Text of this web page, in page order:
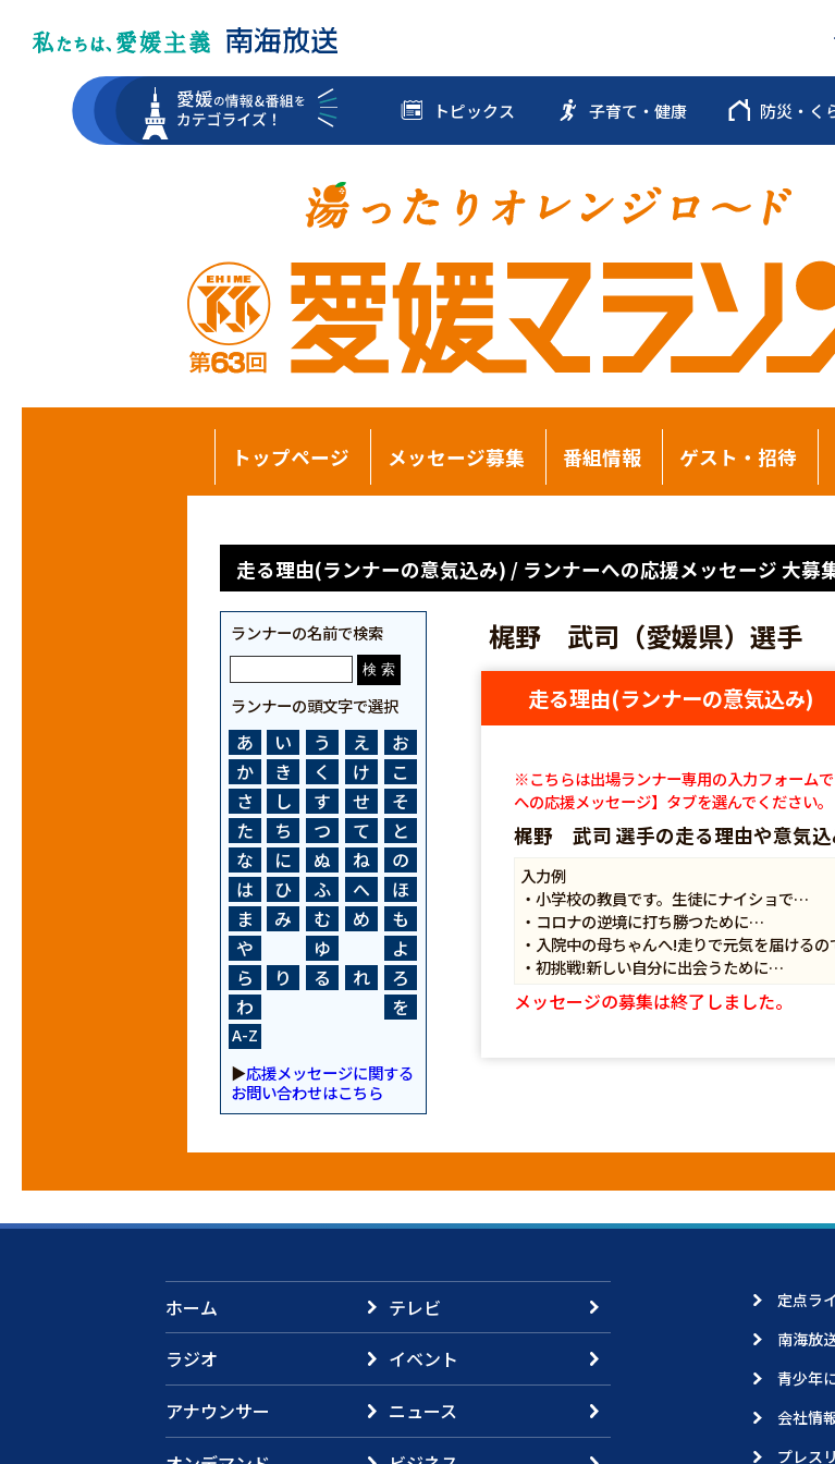
トピックス 子育て・健康 防災・く
トップページ メッセージ募集 番組情報 ゲスト・招待
走る理由(ランナーの意気込み) / ランナーへの応援メッセージ 大募
ランナーの名前で検索
ランナーの頭文字で選択
あ い う え
お
か
き く け
こ
さ
し す せ
そ
た
ち つ て
と
な
に ぬ ね
の
は
ひ ふ へ
ほ
ま
み む め
も
や
ゆ
よ
ら
り る れ
ろ
わ
を
A-Z
▶応援メッセージに関する
お問い合わせはこちら
梶野 武司（愛媛県）選手
走る理由(ランナーの意気込み)
※こちらは出場ランナー専用の入力フォーム
への応援メッセージ】タブを選んでください。
梶野 武司 選手の走る理由や意気込
入力例
・小学校の教員です。生徒にナイショで…
・コロナの逆境に打ち勝つために…
・入院中の母ちゃんへ!走りで元気を届ける
・初挑戦!新しい自分に出会うために…
メッセージの募集は終了しました。
ホーム
テレビ
ラジオ
イベント
アナウンサー
ニュース
定点ラ
南海放
青少年
会社情
プレス